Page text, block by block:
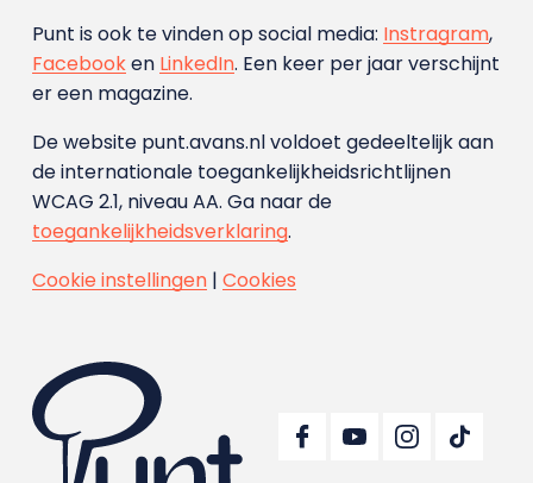
Punt is ook te vinden op social media: Instragram,
Facebooken LinkedIn. Een keer per jaar verschijnt
er een magazine.
De website punt.avans.nl voldoet gedeeltelijk aan
de internationale toegankelijkheidsrichtlijnen
WCAG 2.1, niveau AA. Ga naar de
toegankelijkheidsverklaring.
Cookie instellingen| Cookies